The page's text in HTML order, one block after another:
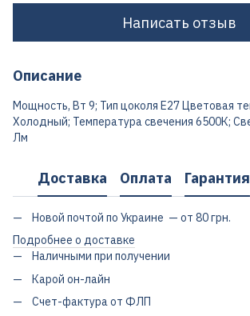
Написать отзыв
Описание
Мощность, Вт 9; Тип цоколя E27 Цветовая
Холодный; Температура свечения 6500К;
Лм
Доставка Оплата Гарантия
Новой почтой по Украине — от 80 грн.
Подробнее о доставке
Наличными при получении
Карой он-лайн
Счет-фактура от ФЛП